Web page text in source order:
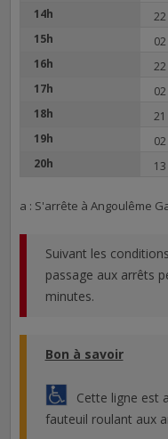
14h
22
15h 02
16h 22
17h 02
18h
21
19h 02
20h
13
a : S'arrête à Angoulême
Suivant les
passage aux arrêts
minutes.
Bon à savoir
Cette ligne est
fauteuil roulant aux